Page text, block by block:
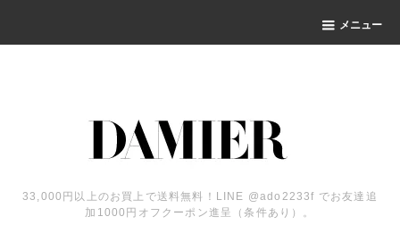
メニュー
33,000円以上のお買上で送料無料！LINE @ado2233f でお友達追
加1000円オフクーポン進呈（条件あり）。